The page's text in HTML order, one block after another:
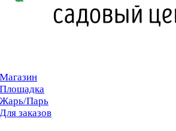
Магазин
Площадка
Жарь/Парь
Для заказов